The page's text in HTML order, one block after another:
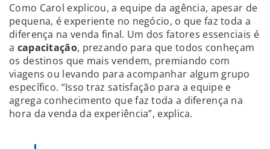
Como Carol explicou, a equipe da agência, apesar de
pequena, é experiente no negócio, o que faz toda a
diferença na venda final. Um dos fatores essenciais é
a capacitação, prezando para que todos conheçam
os destinos que mais vendem, premiando com
viagens ou levando para acompanhar algum grupo
específico. “Isso traz satisfação para a equipe e
agrega conhecimento que faz toda a diferença na
hora da venda da experiência”, explica.